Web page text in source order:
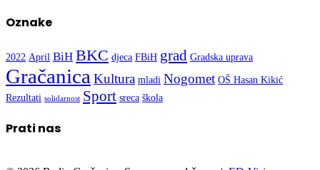
Oznake
2022 April BiH BKC djeca FBiH grad Gradska uprava
Gračanica Kultura mladi Nogomet OŠ Hasan Kikić
Rezultati solidarnost Sport sreca škola
Prati nas